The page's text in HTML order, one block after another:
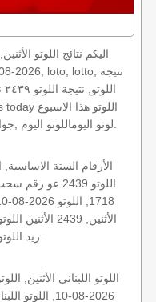
الأرقام الستة الاساسية,
اللوتو اللبناني الأثنين,
2026-08-10,